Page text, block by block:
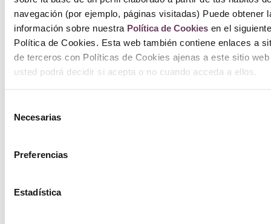
navegación (por ejemplo, páginas visitadas) Puede obtener
información sobre nuestra Política de Cookies en el
Política de Cookies. Esta web también contiene enlaces a
de terceros con Políticas de Cookies ajenas a este sitio web
usted podrá decidir si acepta o no cuando acceda a ellos.
Necesarias
Preferencias
Estadística